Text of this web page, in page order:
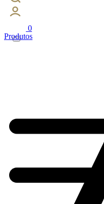
0
Produtos